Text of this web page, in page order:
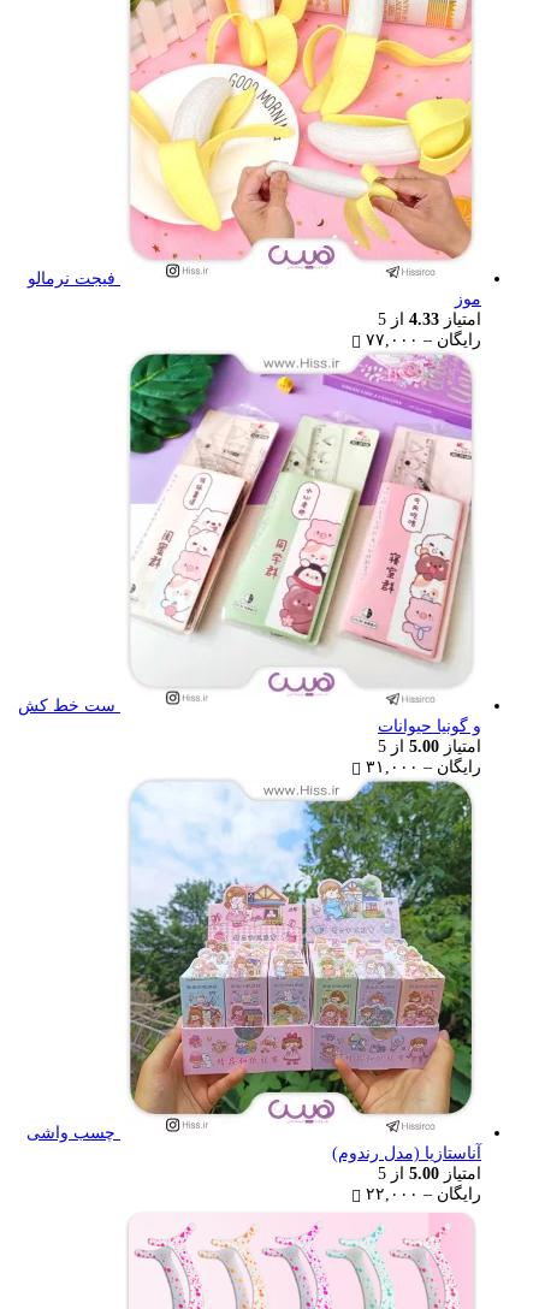
فیجت نرمالو
موز
امتیاز 4.33 از 5
رایگان – ۷۷,۰۰۰
range:
رایگان
through
۷۷,۰۰۰ تومان
ست خط کش
و گونیا حیوانات
امتیاز 5.00 از 5
رایگان – ۳۱,۰۰۰
range:
رایگان
through
۳۱,۰۰۰ تومان
چسب واشی
آناستازیا (مدل رندوم)
امتیاز 5.00 از 5
رایگان – ۲۲,۰۰۰
range:
رایگان
through
۲۲,۰۰۰ تومان